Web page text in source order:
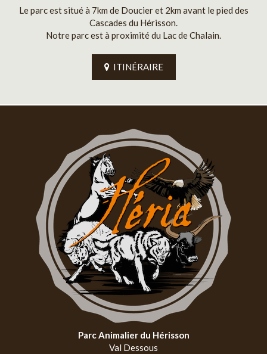
Le parc est situé à 7km de Doucier et 2km avant le pied des
Cascades du Hérisson.
Notre parc est à proximité du Lac de Chalain.
ITINÉRAIRE
Parc Animalier du Hérisson
Val Dessous